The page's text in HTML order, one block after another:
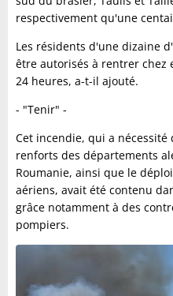
respectivement qu'une
Les résidents d'une dizaine
être autorisés à rentrer chez
24 heures, a-t-il ajouté.
- "Tenir" -
Cet incendie, qui a
renforts des départements
Roumanie, ainsi que le
aériens, avait été contenu
grâce notamment à des
pompiers.